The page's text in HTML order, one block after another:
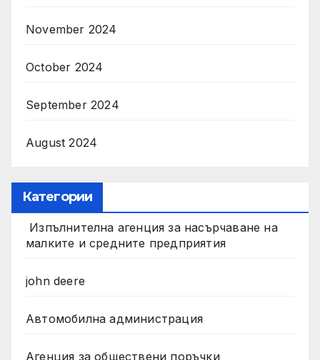
November 2024
October 2024
September 2024
August 2024
Категории
Изпълнителна агенция за насърчаване на
малките и средните предприятия
john deere
Автомобилна администрация
Агенция за обществени поръчки